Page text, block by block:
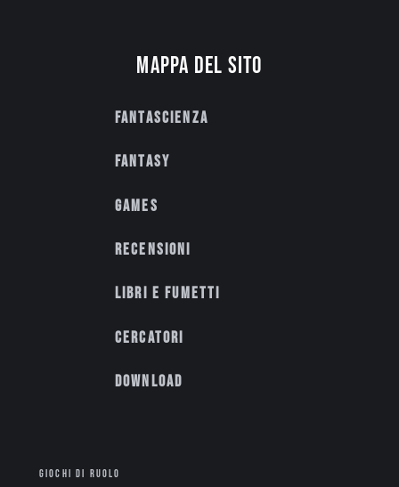
Mappa del sito
Fantascienza
Fantasy
Games
Recensioni
Libri e fumetti
Cercatori
Download
GIOCHI DI RUOLO